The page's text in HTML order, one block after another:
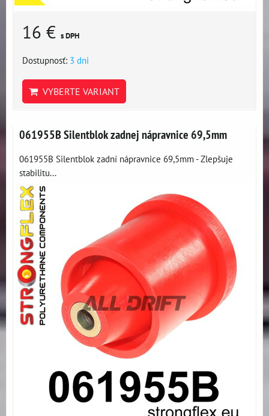
16 € s DPH
Dostupnosť: 3 dni
VYBERTE VARIANT
061955B Silentblok zadnej nápravnice 69,5mm
061955B Silentblok zadní nápravnice 69,5mm - Zlepšuje
stabilitu...